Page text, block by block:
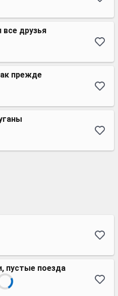
друзья
прежде
пустые поезда